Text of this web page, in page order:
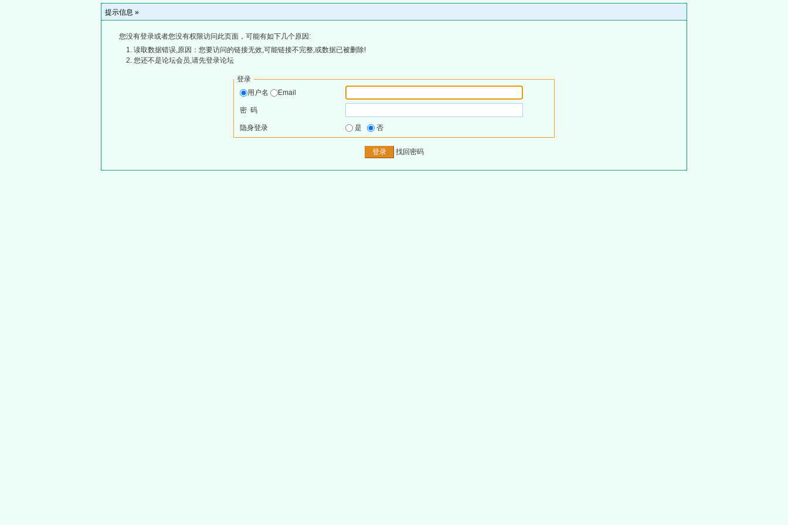
提示信息 »
您没有登录或者您没有权限访问此页面，可能有如下几个原因:
读取数据错误,原因：您要访问的链接无效,可能链接不完整,或数据已被删除!
您还不是论坛会员,请先登录论坛
登录
用户名
Email
密 码
隐身登录 是 否
找回密码